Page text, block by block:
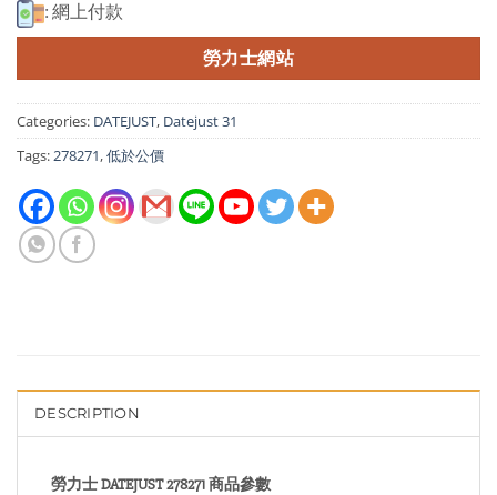
: 網上付款
勞力士網站
Categories: DATEJUST, Datejust 31
Tags:278271,低於公價
DESCRIPTION
勞力士 DATEJUST 278271 商品參數